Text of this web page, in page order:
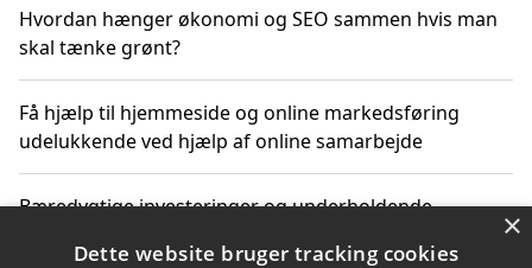
Hvordan hænger økonomi og SEO sammen hvis man
skal tænke grønt?
Få hjælp til hjemmeside og online markedsføring
udelukkende ved hjælp af online samarbejde
Bæredygtige investeringer og underholdende
×
Dette website bruger tracking cookies